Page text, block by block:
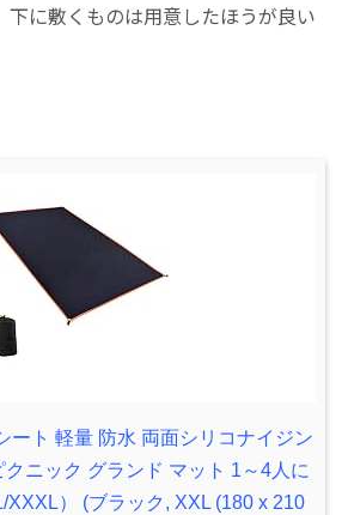
下に敷くものは用意したほうが良い
ート 軽量 防水 両面シリコナイジン
ニック グランド マット 1～4人に
XXXL） (ブラック, XXL (180 x 210